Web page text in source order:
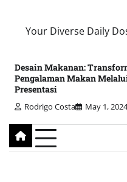
Your Diverse Daily
Desain Makanan:
Pengalaman Makan
Presentasi
Rodrigo Costa May 1, 2024